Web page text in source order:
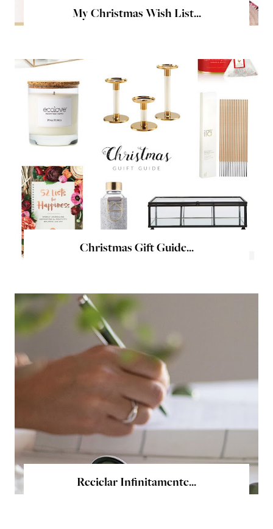
My Christmas Wish List...
Christmas Gift Guide...
Reciclar Infinitamente...